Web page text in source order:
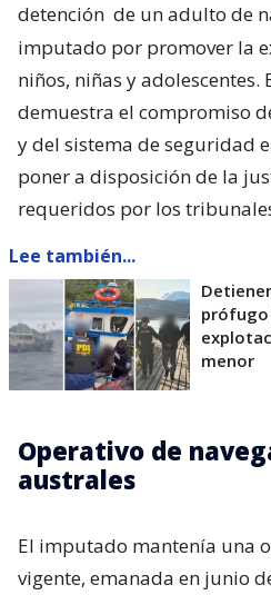
detención de un adulto de
imputado por promover la
niños, niñas y adolescentes.
demuestra el compromiso
y del sistema de seguridad
poner a disposición de la
requeridos por los
Lee también...
menor
Operativo de
australes
El imputado mantenía una
vigente, emanada en junio